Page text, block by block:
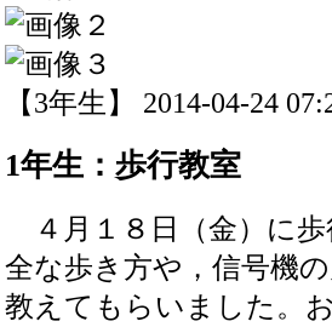
【3年生】 2014-04-24
1年生：歩行教室
４月１８日（金）に
全な歩き方や，信号機
教えてもらいました。